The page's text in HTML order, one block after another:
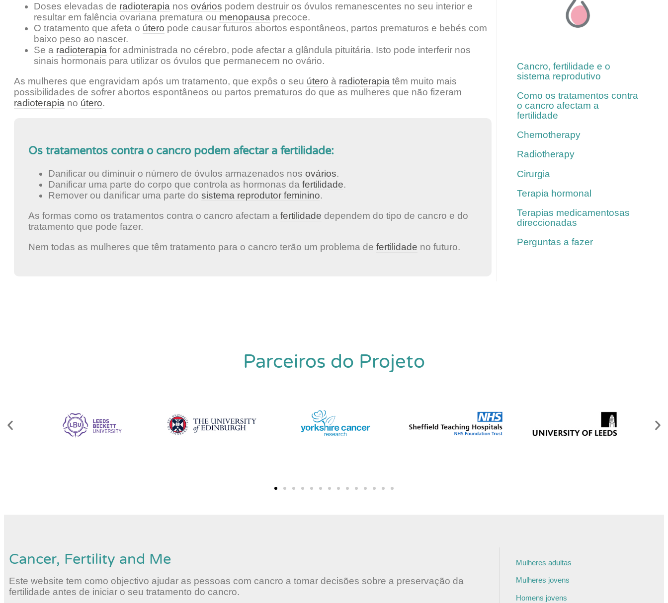
Doses elevadas de radioterapia nos ovários podem destruir os óvulos remanescentes no seu interior e
resultar em falência ovariana prematura ou menopausa precoce.
O tratamento que afeta o útero pode causar futuros abortos espontâneos, partos prematuros e bebés com
baixo peso ao nascer.
Se a radioterapia for administrada no cérebro, pode afectar a glândula pituitária. Isto pode interferir nos
sinais hormonais para utilizar os óvulos que permanecem no ovário.
As mulheres que engravidam após um tratamento, que expôs o seu útero à radioterapia têm muito mais
possibilidades de sofrer abortos espontâneos ou partos prematuros do que as mulheres que não fizeram
radioterapia no útero.
Os tratamentos contra o cancro podem afectar a fertilidade:
Danificar ou diminuir o número de óvulos armazenados nos ovários.
Danificar uma parte do corpo que controla as hormonas da fertilidade.
Remover ou danificar uma parte do sistema reprodutor feminino.
As formas como os tratamentos contra o cancro afectam a fertilidade dependem do tipo de cancro e do
tratamento que pode fazer.
Nem todas as mulheres que têm tratamento para o cancro terão um problema de fertilidade no futuro.
Cancro, fertilidade e o
sistema reprodutivo
Como os tratamentos contra
o cancro afectam a
fertilidade
Chemotherapy
Radiotherapy
Cirurgia
Terapia hormonal
Terapias medicamentosas
direccionadas
Perguntas a fazer
Parceiros do Projeto
Cancer, Fertility and Me
Este website tem como objectivo ajudar as pessoas com cancro a tomar decisões sobre a preservação da
fertilidade antes de iniciar o seu tratamento do cancro.
Mulheres adultas
Mulheres jovens
Homens jovens